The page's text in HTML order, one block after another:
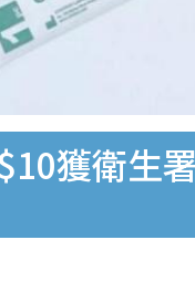
獲衛生